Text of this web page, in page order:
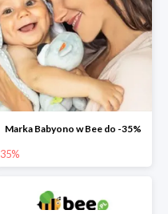
Marka Babyono w Bee do -35%
35%